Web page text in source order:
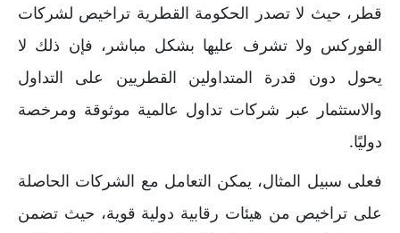
قطر، حيث لا تصدر الحكومة القطرية تراخيص لشركات
الفوركس ولا تشرف عليها بشكل مباشر، فإن ذلك لا
يحول دون قدرة المتداولين القطريين على التداول
والاستثمار عبر شركات تداول عالمية موثوقة ومرخصة
دوليًا.
فعلى سبيل المثال، يمكن التعامل مع الشركات الحاصلة
على تراخيص من هيئات رقابية دولية قوية، حيث تضمن